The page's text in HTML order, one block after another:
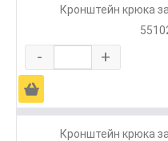
Кронштейн крюка
- +
Ä
Кронштейн крюка